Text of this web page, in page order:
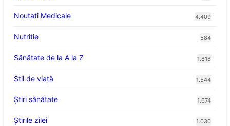
Noutati Medicale 4.409
Nutritie 584
Sănătate de la A la Z 1.818
Stil de viaţă 1.544
Ştiri sănătate 1.674
Știrile zilei 1.030